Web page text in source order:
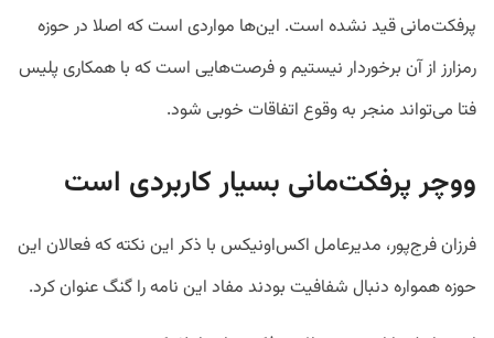
پرفکت‌مانی قید نشده است. این‌ها مواردی است که اصلا در حوزه
رمزارز از آن برخوردار نیستیم و فرصت‌هایی است که با همکاری پلیس
فتا می‌تواند منجر به وقوع اتفاقات خوبی شود.
ووچر پرفکت‌مانی بسیار کاربردی است
فرزان فرج‌پور، مدیرعامل اکس‌اونیکس با ذکر این نکته که فعالان این
حوزه همواره دنبال شفافیت بودند مفاد این نامه را گنگ عنوان کرد.